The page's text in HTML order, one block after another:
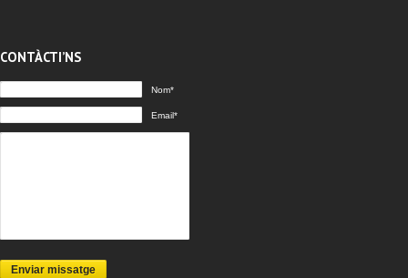
CONTÀCTI’NS
Nom*
Email*
Enviar missatge